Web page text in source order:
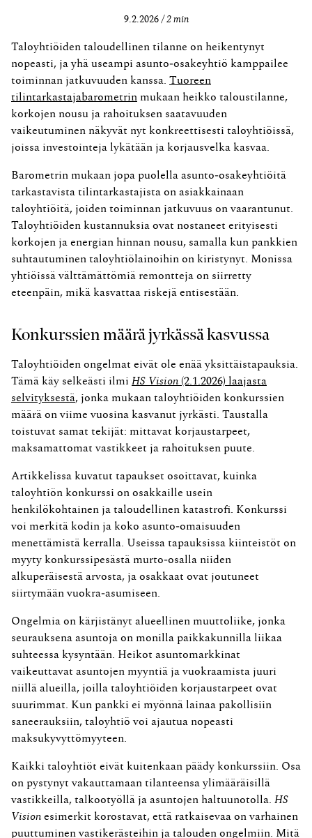
9.2.2026 2 min
Taloyhtiöiden taloudellinen tilanne on heikentynyt
nopeasti, ja yhä useampi asunto‑osakeyhtiö kamppailee
toiminnan jatkuvuuden kanssa. Tuoreen
tilintarkastajabarometrin mukaan heikko taloustilanne,
korkojen nousu ja rahoituksen saatavuuden
vaikeutuminen näkyvät nyt konkreettisesti taloyhtiöissä,
joissa investointeja lykätään ja korjausvelka kasvaa.
Barometrin mukaan jopa puolella asunto‑osakeyhtiöitä
tarkastavista tilintarkastajista on asiakkainaan
taloyhtiöitä, joiden toiminnan jatkuvuus on vaarantunut.
Taloyhtiöiden kustannuksia ovat nostaneet erityisesti
korkojen ja energian hinnan nousu, samalla kun pankkien
suhtautuminen taloyhtiölainoihin on kiristynyt. Monissa
yhtiöissä välttämättömiä remontteja on siirretty
eteenpäin, mikä kasvattaa riskejä entisestään.
Konkurssien määrä jyrkässä kasvussa
Taloyhtiöiden ongelmat eivät ole enää yksittäistapauksia.
Tämä käy selkeästi ilmi HS Vision (2.1.2026) laajasta
selvityksestä, jonka mukaan taloyhtiöiden konkurssien
määrä on viime vuosina kasvanut jyrkästi. Taustalla
toistuvat samat tekijät: mittavat korjaustarpeet,
maksamattomat vastikkeet ja rahoituksen puute.
Artikkelissa kuvatut tapaukset osoittavat, kuinka
taloyhtiön konkurssi on osakkaille usein
henkilökohtainen ja taloudellinen katastrofi. Konkurssi
voi merkitä kodin ja koko asunto‑omaisuuden
menettämistä kerralla. Useissa tapauksissa kiinteistöt on
myyty konkurssipesästä murto‑osalla niiden
alkuperäisestä arvosta, ja osakkaat ovat joutuneet
siirtymään vuokra‑asumiseen.
Ongelmia on kärjistänyt alueellinen muuttoliike, jonka
seurauksena asuntoja on monilla paikkakunnilla liikaa
suhteessa kysyntään. Heikot asuntomarkkinat
vaikeuttavat asuntojen myyntiä ja vuokraamista juuri
niillä alueilla, joilla taloyhtiöiden korjaustarpeet ovat
suurimmat. Kun pankki ei myönnä lainaa pakollisiin
saneerauksiin, taloyhtiö voi ajautua nopeasti
maksukyvyttömyyteen.
Kaikki taloyhtiöt eivät kuitenkaan päädy konkurssiin. Osa
on pystynyt vakauttamaan tilanteensa ylimääräisillä
vastikkeilla, talkootyöllä ja asuntojen haltuunotolla. HS
Vision esimerkit korostavat, että ratkaisevaa on varhainen
puuttuminen vastikerästeihin ja talouden ongelmiin. Mitä